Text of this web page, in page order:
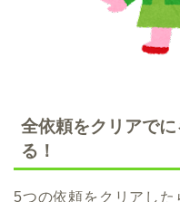
全依頼をクリアで
る！
5つの依頼をクリアした